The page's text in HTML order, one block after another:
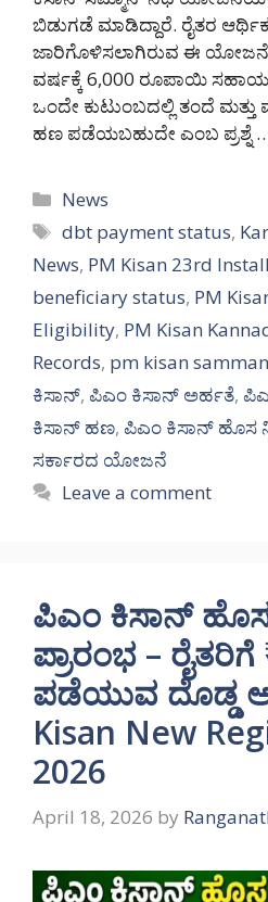
ಬಿಡುಗಡೆ ಮಾಡಿದ್ದಾರೆ. ರೈತರ
ಜಾರಿಗೊಳಿಸಲಾಗಿರುವ ಈ
ವರ್ಷಕ್ಕೆ 6,000 ರೂಪಾಯಿ
ಒಂದೇ ಕುಟುಂಬದಲ್ಲಿ ತಂದೆ ಮತ್ತು
ಹಣ ಪಡೆಯಬಹುದೇ ಎಂಬ ಪ್ರಶ್ನೆ
Categories
News
Tags
dbt payment status,
News, PM Kisan 23rd
beneficiary status, PM
Eligibility, PM Kisan
Records, pm kisan
ಕಿಸಾನ್, ಪಿಎಂ ಕಿಸಾನ್ ಅರ್ಹತೆ,
ಕಿಸಾನ್ ಹಣ, ಪಿಎಂ ಕಿಸಾನ್
ಸರ್ಕಾರದ ಯೋಜನೆ
Leave a comment
ಪಿಎಂ ಕಿಸಾನ್
ಪ್ರಾರಂಭ –
ಪಡೆಯುವ ದೊಡ್ಡ
Kisan New
2026
April 18, 2026 by